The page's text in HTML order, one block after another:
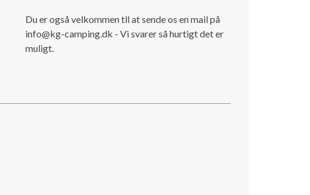
Du er også velkommen tll at sende os en mail på
info@kg-camping.dk - Vi svarer så hurtigt det er
muligt.